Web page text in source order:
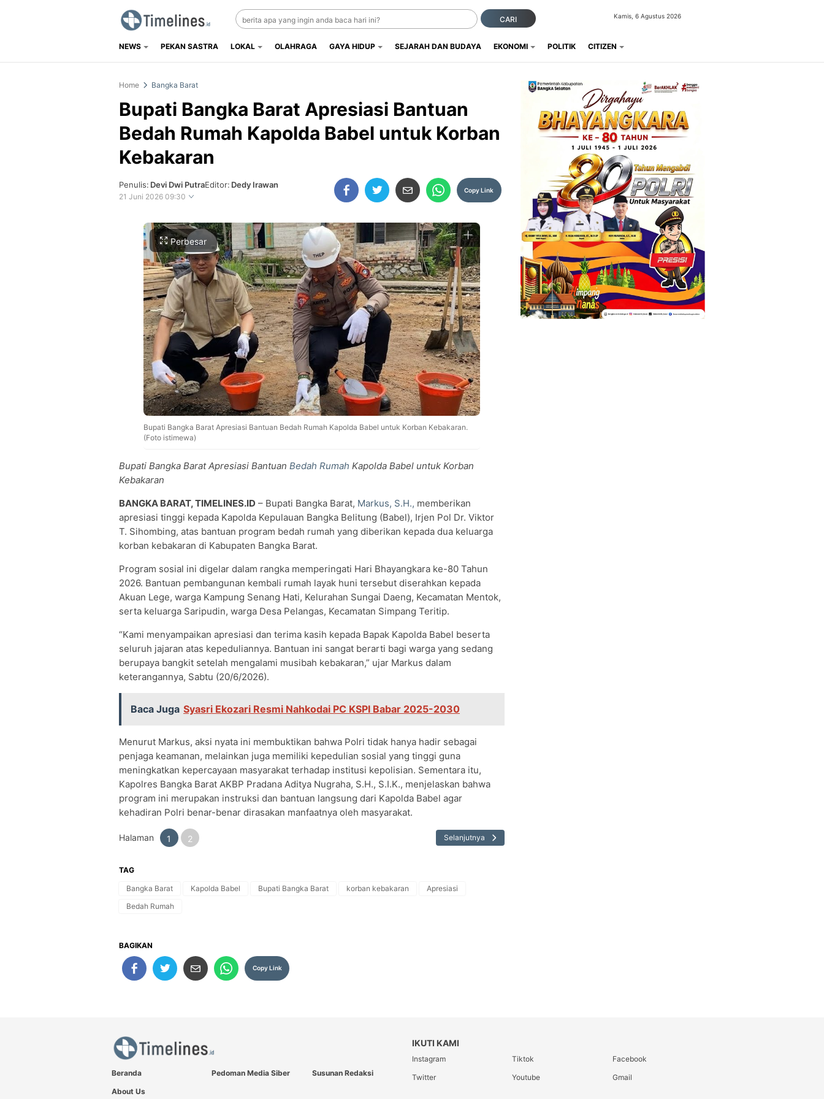
Timelines.id
Media Literasi, Sejarah & Budaya
CARI Kamis, 6 Agustus 2026
NEWS PEKAN SASTRA LOKAL OLAHRAGA GAYA HIDUP SEJARAH DAN BUDAYA EKONOMI POLITIK CITIZEN
Home Bangka Barat
Bupati Bangka Barat Apresiasi Bantuan
Bedah Rumah Kapolda Babel untuk Korban
Kebakaran
Penulis: Devi Dwi PutraEditor: Dedy Irawan
21 Juni 2026 09:30
Copy Link
Perbesar
Bupati Bangka Barat Apresiasi Bantuan Bedah Rumah Kapolda Babel untuk Korban Kebakaran.
(Foto istimewa)
Bupati Bangka Barat Apresiasi Bantuan Bedah Rumah Kapolda Babel untuk Korban
Kebakaran
BANGKA BARAT, TIMELINES.ID – Bupati Bangka Barat, Markus, S.H., memberikan
apresiasi tinggi kepada Kapolda Kepulauan Bangka Belitung (Babel), Irjen Pol Dr. Viktor
T. Sihombing, atas bantuan program bedah rumah yang diberikan kepada dua keluarga
korban kebakaran di Kabupaten Bangka Barat.
Program sosial ini digelar dalam rangka memperingati Hari Bhayangkara ke-80 Tahun
2026. Bantuan pembangunan kembali rumah layak huni tersebut diserahkan kepada
Akuan Lege, warga Kampung Senang Hati, Kelurahan Sungai Daeng, Kecamatan Mentok,
serta keluarga Saripudin, warga Desa Pelangas, Kecamatan Simpang Teritip.
“Kami menyampaikan apresiasi dan terima kasih kepada Bapak Kapolda Babel beserta
seluruh jajaran atas kepeduliannya. Bantuan ini sangat berarti bagi warga yang sedang
berupaya bangkit setelah mengalami musibah kebakaran,” ujar Markus dalam
keterangannya, Sabtu (20/6/2026).
Baca Juga Syasri Ekozari Resmi Nahkodai PC KSPI Babar 2025-2030
Menurut Markus, aksi nyata ini membuktikan bahwa Polri tidak hanya hadir sebagai
penjaga keamanan, melainkan juga memiliki kepedulian sosial yang tinggi guna
meningkatkan kepercayaan masyarakat terhadap institusi kepolisian. Sementara itu,
Kapolres Bangka Barat AKBP Pradana Aditya Nugraha, S.H., S.I.K., menjelaskan bahwa
program ini merupakan instruksi dan bantuan langsung dari Kapolda Babel agar
kehadiran Polri benar-benar dirasakan manfaatnya oleh masyarakat.
Halaman 1 2 Selanjutnya
TAG
Bangka Barat
Kapolda Babel Bupati Bangka Barat korban kebakaran
Apresiasi
Bedah Rumah
BAGIKAN
Copy Link
Beranda Pedoman Media Siber
Susunan Redaksi
About Us
IKUTI KAMI
Instagram Tiktok
Facebook
Twitter
Youtube Gmail